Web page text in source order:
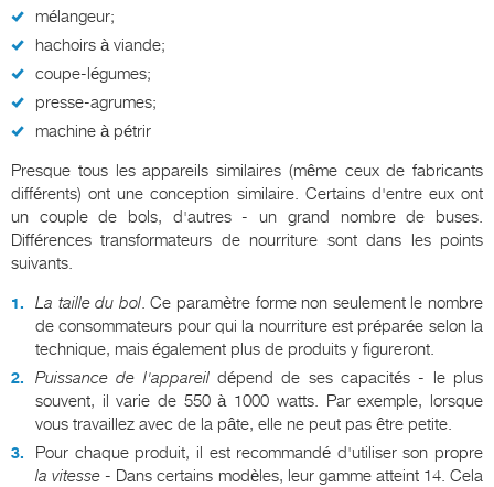
mélangeur;
hachoirs à viande;
coupe-légumes;
presse-agrumes;
machine à pétrir
Presque tous les appareils similaires (même ceux de fabricants
différents) ont une conception similaire. Certains d'entre eux ont
un couple de bols, d'autres - un grand nombre de buses.
Différences transformateurs de nourriture sont dans les points
suivants.
La taille du bol. Ce paramètre forme non seulement le nombre
de consommateurs pour qui la nourriture est préparée selon la
technique, mais également plus de produits y figureront.
Puissance de l'appareildépend de ses capacités - le plus
souvent, il varie de 550 à 1000 watts. Par exemple, lorsque
vous travaillez avec de la pâte, elle ne peut pas être petite.
Pour chaque produit, il est recommandé d'utiliser son propre
la vitesse - Dans certains modèles, leur gamme atteint 14. Cela